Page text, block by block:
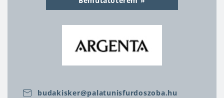
Dekorcsempék és számos mozaik csempe segít
gazdaságosan szépíthetjük fürdőnket.
budakisker@palatunisfurdoszoba.hu